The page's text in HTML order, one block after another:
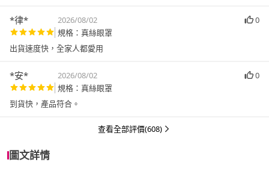
*律* 2026/08/02
0
規格：真絲眼罩
出貨速度快，全家人都愛用
*安* 2026/08/02
0
規格：真絲眼罩
到貨快，產品符合。
查看全部評價(608)
圖文詳情